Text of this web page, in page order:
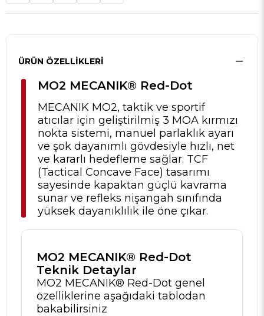
ÜRÜN ÖZELLIKLERI
MO2 MECANIK® Red-Dot
MECANIK MO2, taktik ve sportif
atıcılar için geliştirilmiş 3 MOA kırmızı
nokta sistemi, manuel parlaklık ayarı
ve şok dayanımlı gövdesiyle hızlı, net
ve kararlı hedefleme sağlar. TCF
(Tactical Concave Face) tasarımı
sayesinde kapaktan güçlü kavrama
sunar ve refleks nişangah sınıfında
yüksek dayanıklılık ile öne çıkar.
MO2 MECANIK® Red-Dot
Teknik Detaylar
MO2 MECANIK® Red-Dot genel
özelliklerine aşağıdaki tablodan
bakabilirsiniz